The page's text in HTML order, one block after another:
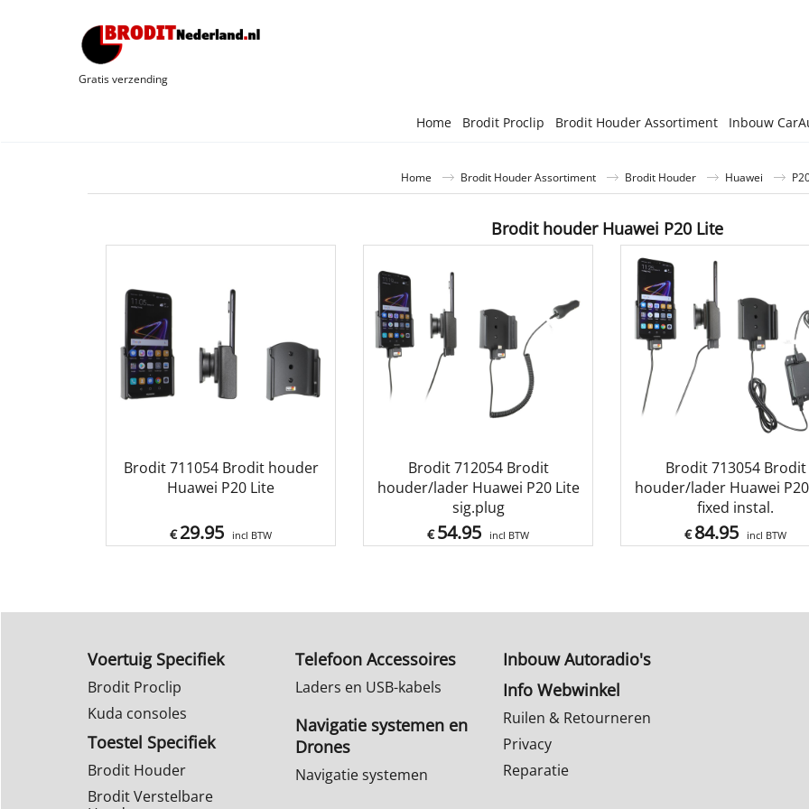
Gratis verzending
Home Brodit Proclip Brodit Houder Assortiment Inbouw
Home Brodit Houder Assortiment Brodit Houder Huawei
Brodit houder Huawei P20 Lite
Brodit 711054 Brodit houder
Huawei P20 Lite
€ 29.95 incl BTW
Brodit 712054 Brodit
houder/lader Huawei P20 Lite
sig.plug
€ 54.95 incl BTW
Brodit 713054 Brodit
houder/lader Huawei
fixed instal.
€ 84.95 incl BTW
Voertuig Specifiek
Brodit Proclip
Kuda consoles
Toestel Specifiek
Brodit Houder
Brodit Verstelbare
Telefoon Accessoires
Laders en USB-kabels
Navigatie systemen en
Drones
Navigatie systemen
Inbouw Autoradio's
Info Webwinkel
Ruilen & Retourneren
Privacy
Reparatie